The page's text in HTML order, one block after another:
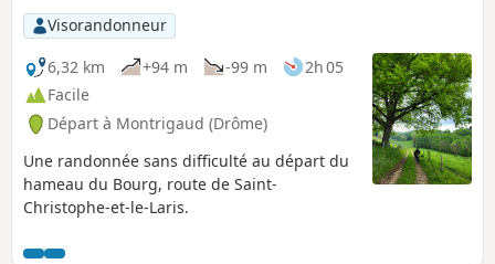
Visorandonneur
6,32 km
+94 m -99 m
2h 05
Facile
Départ à Montrigaud (Drôme)
Une randonnée sans difficulté au départ du
hameau du Bourg, route de Saint-
Christophe-et-le-Laris.